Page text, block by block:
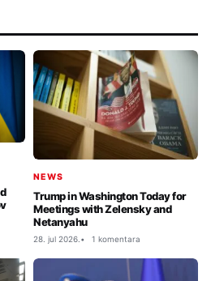
NEWS
Trump in Washington Today for
Meetings with Zelensky and
Netanyahu
28. jul 2026. 1 komentara